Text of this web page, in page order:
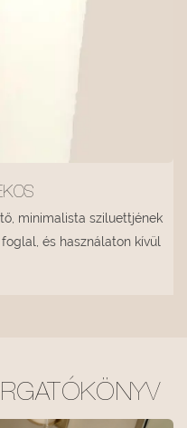
minimalista sziluettjének
és használaton kívül